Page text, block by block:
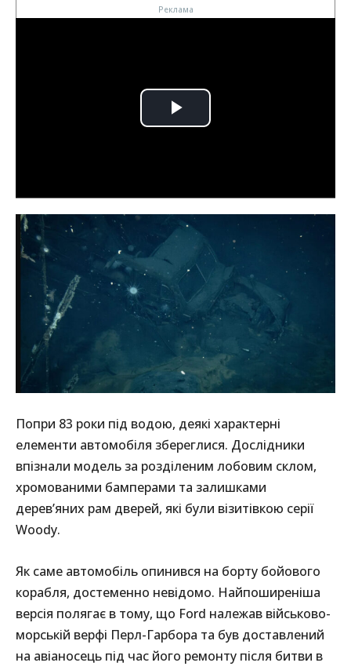
Попри 83 роки під водою, деякі характерні
елементи автомобіля збереглися. Дослідники
впізнали модель за розділеним лобовим склом,
хромованими бамперами та залишками
дерев’яних рам дверей, які були візитівкою серії
Woody.
Як саме автомобіль опинився на борту бойового
корабля, достеменно невідомо. Найпоширеніша
версія полягає в тому, що Ford належав військово-
морській верфі Перл-Гарбора та був доставлений
на авіаносець під час його ремонту після битви в